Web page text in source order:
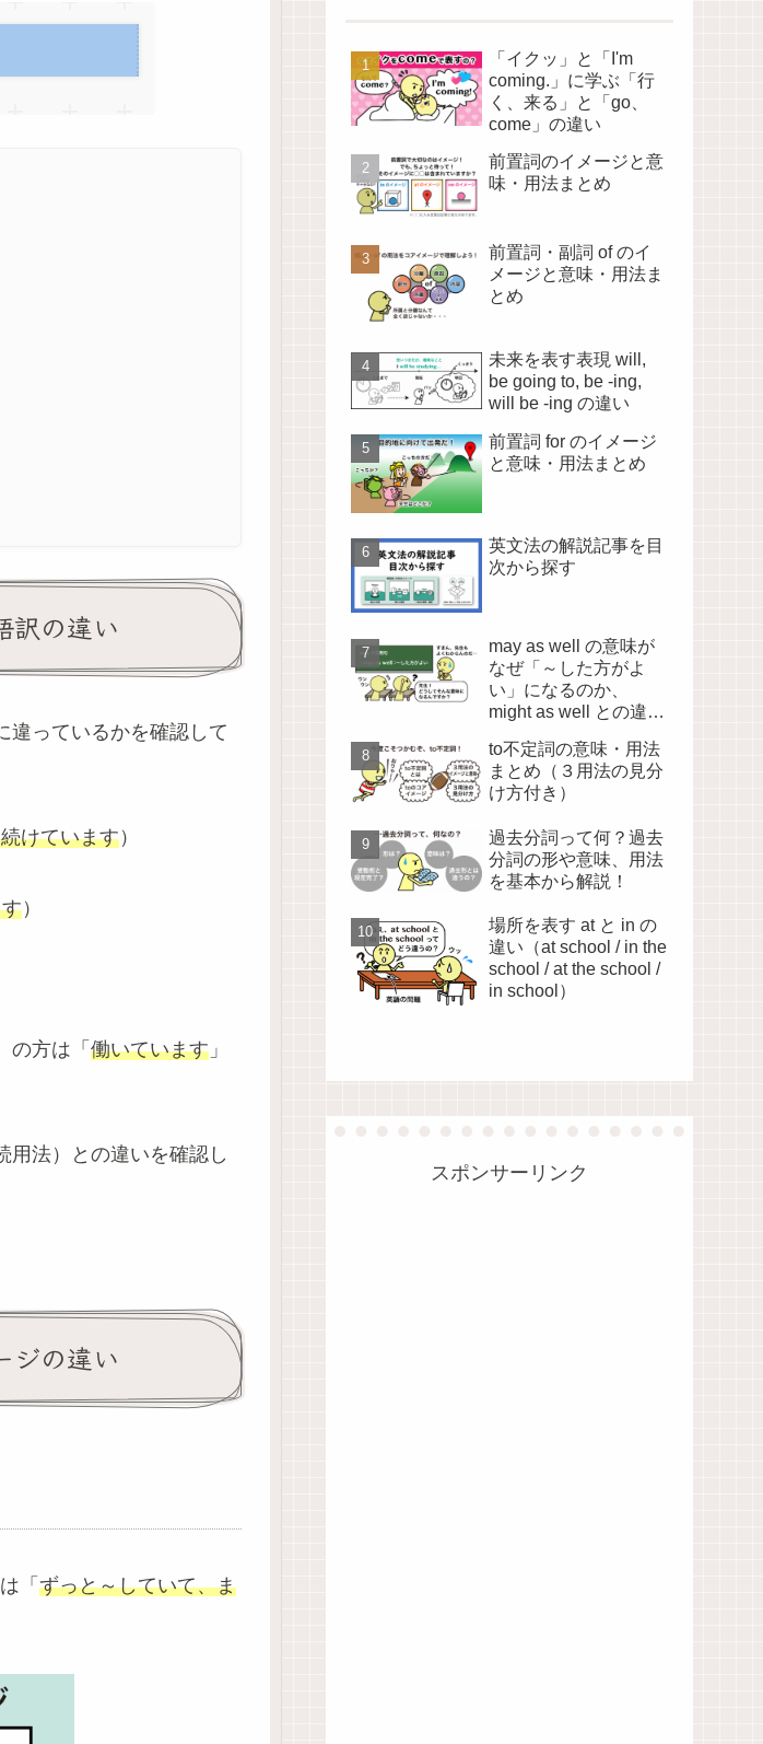
訳の違い
違っているかを確認して
けています）
）
の方は「 働いています 」
用法）との違いを確認し
ジの違い
「 ずっと～していて、ま
「イクッ」と「I'm
coming.」に学ぶ「行
く、来る」と「go、
come」の違い
前置詞のイメージと意
味・用法まとめ
前置詞・副詞 of のイ
メージと意味・用法ま
とめ
未来を表す表現 will,
be going to, be -ing,
will be -ing の違い
前置詞 for のイメージ
と意味・用法まとめ
英文法の解説記事を目
次から探す
may as well の意味が
なぜ「～した方がよ
い」になるのか、
might as well との違い
to不定詞の意味・用法
まとめ（３用法の見分
け方付き）
過去分詞って何？過去
分詞の形や意味、用法
を基本から解説！
場所を表す at と in の
違い（at school / in the
school / at the school /
in school）
スポンサーリンク